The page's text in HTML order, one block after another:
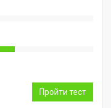
Пройти тест